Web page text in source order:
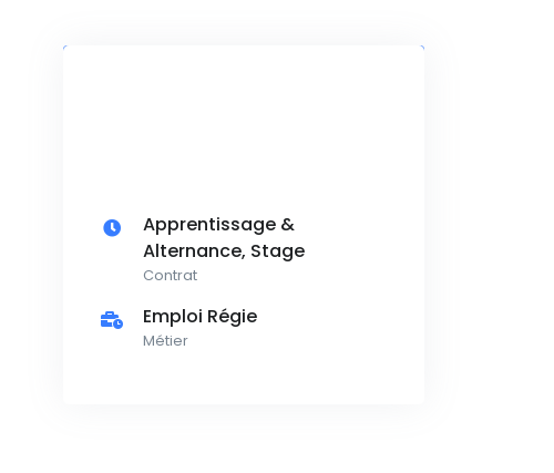
Apprentissage &
Alternance, Stage
Contrat
Emploi Régie
Métier